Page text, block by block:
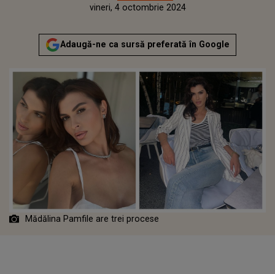
miercuri, 4 octombrie 2023
Actualizat:
vineri, 4 octombrie 2024
Adaugă-ne ca sursă preferată în Google
Mădălina Pamfile are trei procese